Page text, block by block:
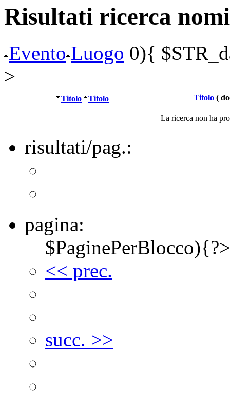
Risultati ricerca nomi
Evento Luogo 0){
>
Titolo Titolo Titolo (
La ricerca non ha
risultati/pag.:
pagina:
$PaginePerBlocco){?>
<< prec.
succ. >>